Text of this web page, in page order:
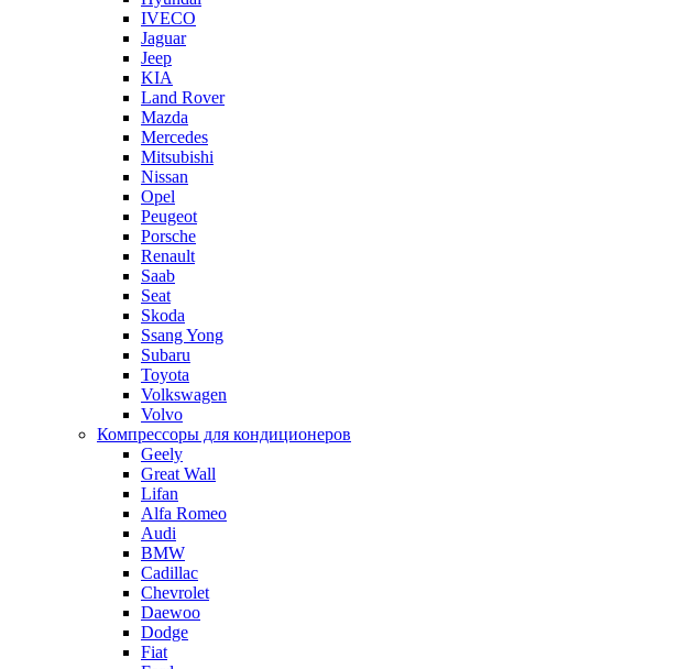
IVECO
Jaguar
Jeep
KIA
Land Rover
Mazda
Mercedes
Mitsubishi
Nissan
Opel
Peugeot
Porsche
Renault
Saab
Seat
Skoda
Ssang Yong
Subaru
Toyota
Volkswagen
Volvo
Компрессоры для кондиционеров
Geely
Great Wall
Lifan
Alfa Romeo
Audi
BMW
Cadillac
Chevrolet
Daewoo
Dodge
Fiat